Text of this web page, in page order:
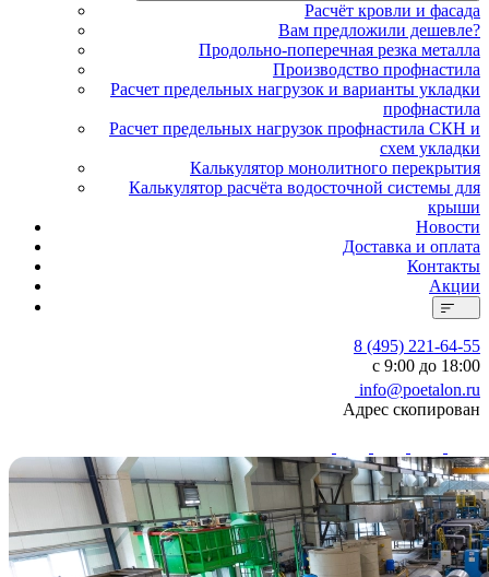
Расчёт кровли и фасада
Вам предложили дешевле?
Продольно-поперечная резка металла
Производство профнастила
Расчет предельных нагрузок и варианты укладки
профнастила
Расчет предельных нагрузок профнастила СКН и
схем укладки
Калькулятор монолитного перекрытия
Калькулятор расчёта водосточной системы для
крыши
Новости
Доставка и оплата
Контакты
Акции
8 (495) 221-64-55
с 9:00 до 18:00
info@poetalon.ru
Адрес скопирован